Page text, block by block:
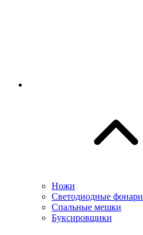
Ножи
Светодиодные фонари
Спальные мешки
Буксировщики